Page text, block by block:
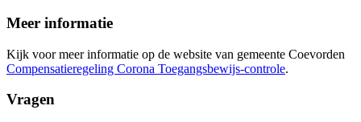
Meer informatie
Kijk voor meer informatie op de website van gemeente Coevorden
Compensatieregeling Corona Toegangsbewijs-controle.
Vragen